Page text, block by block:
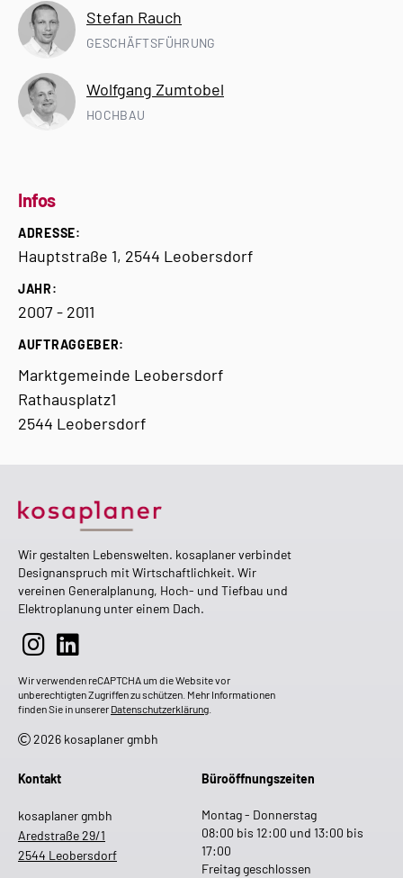
Stefan Rauch
GESCHÄFTSFÜHRUNG
Wolfgang Zumtobel
HOCHBAU
Infos
ADRESSE:
Hauptstraße 1, 2544 Leobersdorf
JAHR:
2007 - 2011
AUFTRAGGEBER:
Marktgemeinde Leobersdorf
Rathausplatz1
2544 Leobersdorf
Wir gestalten Lebenswelten. kosaplaner verbindet
Designanspruch mit Wirtschaftlichkeit. Wir
vereinen Generalplanung, Hoch- und Tiefbau und
Elektroplanung unter einem Dach.
Wir verwenden reCAPTCHA um die Website vor
unberechtigten Zugriffen zu schützen. Mehr Informationen
finden Sie in unserer Datenschutzerklärung
2026 kosaplaner gmbh
Kontakt
kosaplaner gmbh
Aredstraße 29/1
2544 Leobersdorf
Büroöffnungszeiten
Montag - Donnerstag
08:00 bis 12:00 und 13:00 bis
17:00
Freitag geschlossen